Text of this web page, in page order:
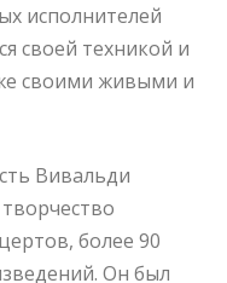
исполнителей
своей техникой и
своими живыми и
Вивальди
более 90
Он был